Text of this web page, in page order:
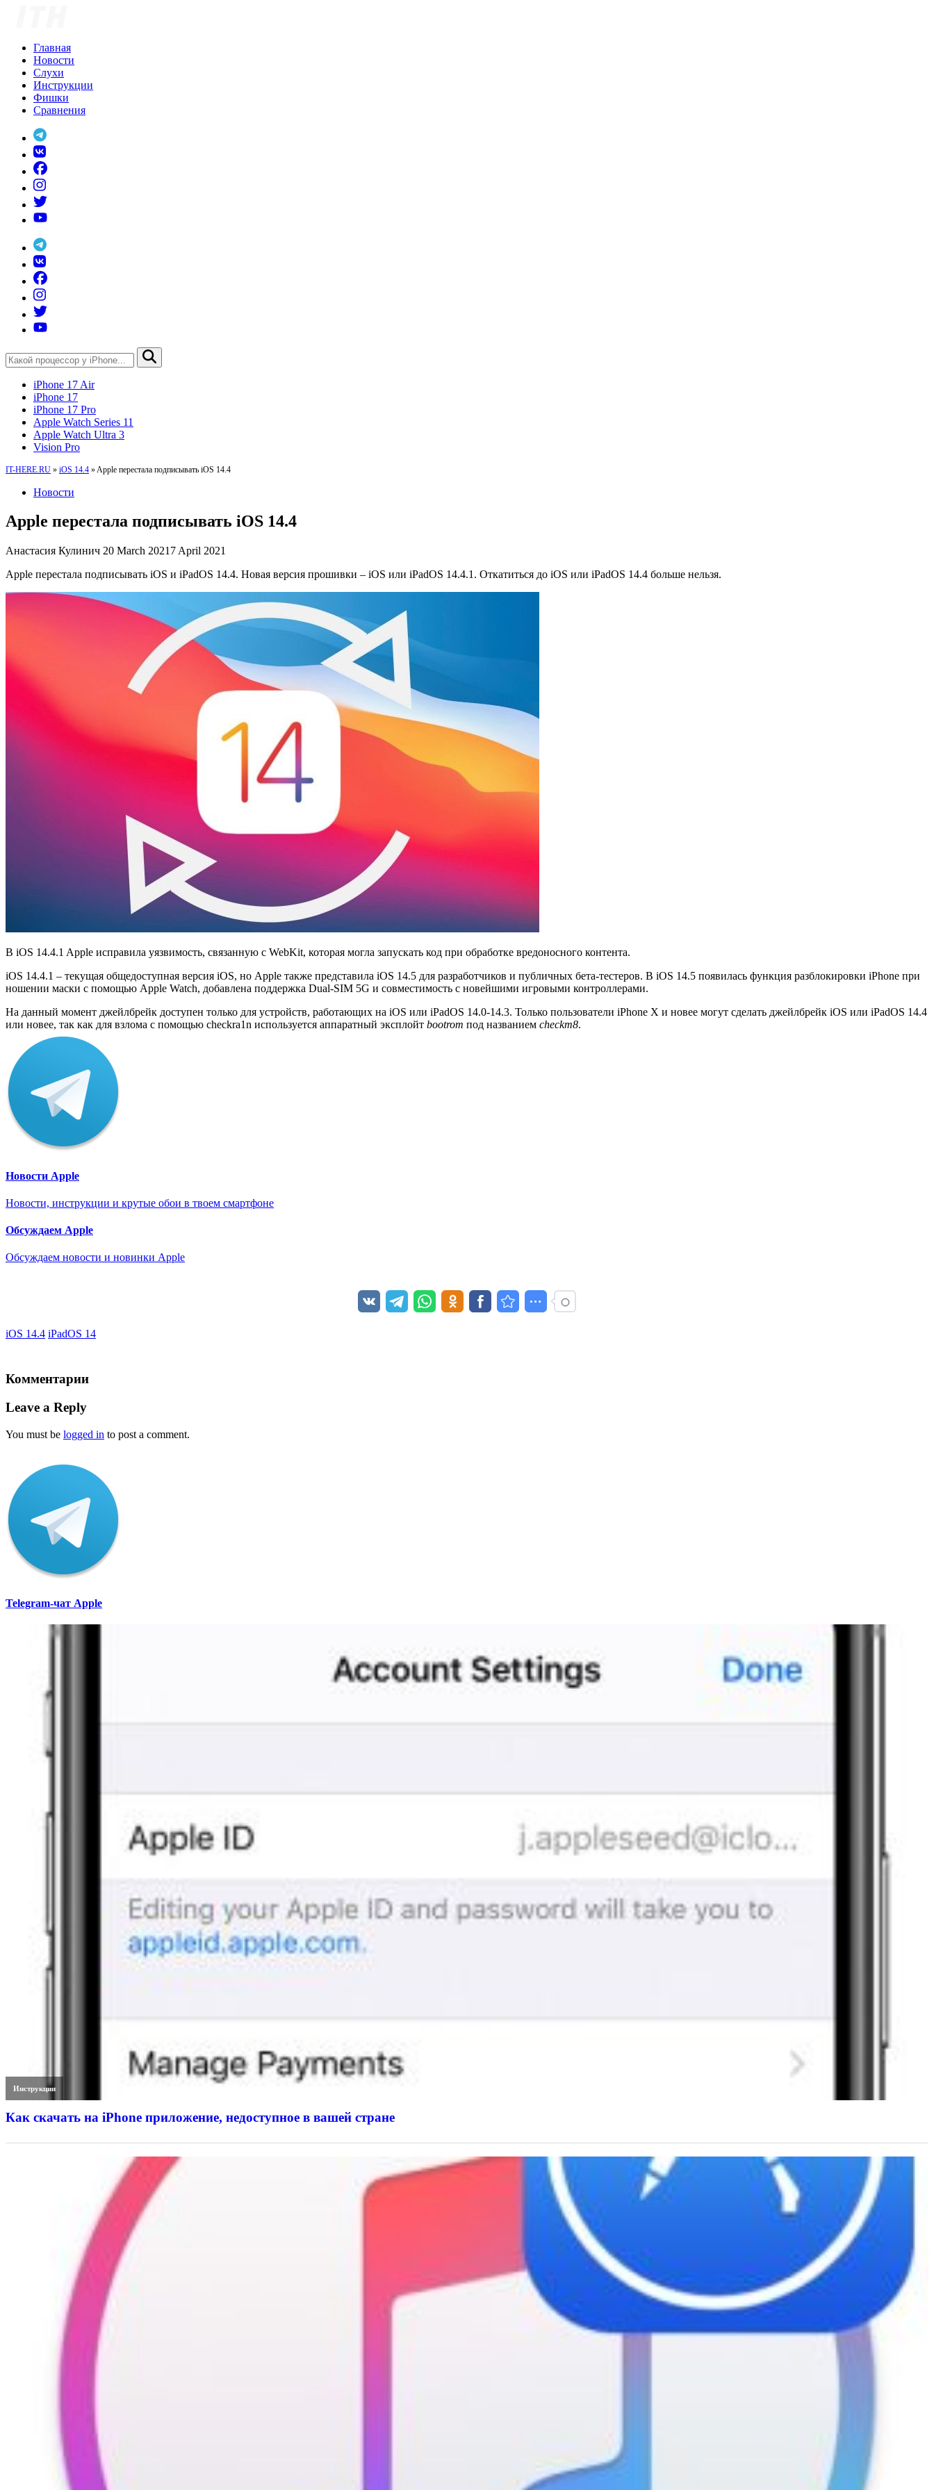
Главная
Новости
Слухи
Инструкции
Фишки
Сравнения
iPhone 17 Air
iPhone 17
iPhone 17 Pro
Apple Watch Series 11
Apple Watch Ultra 3
Vision Pro
IT-HERE.RU » iOS 14.4 » Apple перестала подписывать iOS 14.4
Новости
Apple перестала подписывать iOS 14.4
Анастасия Кулинич 20 March 2021 7 April 2021
Apple перестала подписывать iOS и iPadOS 14.4. Новая версия прошивки – iOS или iPadOS 14.4.1. Откатиться до iOS или iPadOS 14.4 больше нельзя.
В iOS 14.4.1 Apple исправила уязвимость, связанную с WebKit, которая могла запускать код при обработке вредоносного контента.
iOS 14.4.1 – текущая общедоступная версия iOS, но Apple также представила iOS 14.5 для разработчиков и публичных бета-тестеров. В iOS 14.5 появилась функция разблокировки iPhone при
ношении маски с помощью Apple Watch, добавлена ​​поддержка Dual-SIM 5G и ​​совместимость с новейшими игровыми контроллерами.
На данный момент джейлбрейк доступен только для устройств, работающих на iOS или iPadOS 14.0-14.3. Только пользователи iPhone X и новее могут сделать джейлбрейк iOS или iPadOS 14.4
или новее, так как для взлома с помощью checkra1n используется аппаратный эксплойт bootrom под названием checkm8.
Новости Apple
Новости, инструкции и крутые обои в твоем смартфоне
Обсуждаем Apple
Обсуждаем новости и новинки Apple
iOS 14.4 iPadOS 14
Комментарии
Leave a Reply
You must be logged in to post a comment.
Telegram-чат Apple
Инструкции
Как скачать на iPhone приложение, недоступное в вашей стране